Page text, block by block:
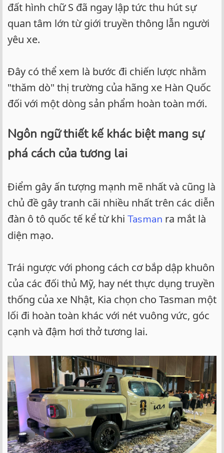
đất hình chữ S đã ngay lập tức thu hút sự
quan tâm lớn từ giới truyền thông lẫn người
yêu xe.
Đây có thể xem là bước đi chiến lược nhằm
"thăm dò" thị trường của hãng xe Hàn Quốc
đối với một dòng sản phẩm hoàn toàn mới.
Ngôn ngữ thiết kế khác biệt mang sự
phá cách của tương lai
Điểm gây ấn tượng mạnh mẽ nhất và cũng là
chủ đề gây tranh cãi nhiều nhất trên các diễn
đàn ô tô quốc tế kể từ khi Tasman ra mắt là
diện mạo.
Trái ngược với phong cách cơ bắp dập khuôn
của các đối thủ Mỹ, hay nét thực dụng truyền
thống của xe Nhật, Kia chọn cho Tasman một
lối đi hoàn toàn khác với nét vuông vức, góc
cạnh và đậm hơi thở tương lai.